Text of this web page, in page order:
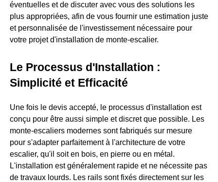
éventuelles et de discuter avec vous des solutions les
plus appropriées, afin de vous fournir une estimation juste
et personnalisée de l'investissement nécessaire pour
votre projet d'installation de monte-escalier.
Le Processus d'Installation :
Simplicité et Efficacité
Une fois le devis accepté, le processus d'installation est
conçu pour être aussi simple et discret que possible. Les
monte-escaliers modernes sont fabriqués sur mesure
pour s'adapter parfaitement à l'architecture de votre
escalier, qu'il soit en bois, en pierre ou en métal.
L'installation est généralement rapide et ne nécessite pas
de travaux lourds. Les rails sont fixés directement sur les